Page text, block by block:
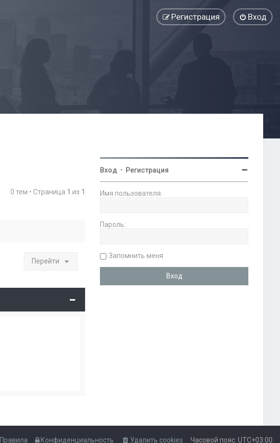
Вход
Регистрация
0 тем • Страница 1 из 1
Перейти
Вход • Регистрация
Имя пользователя:
Пароль:
Запомнить меня
Часовой пояс: UTC+03:00
Удалить cookies
Конфиденциальность
Правила